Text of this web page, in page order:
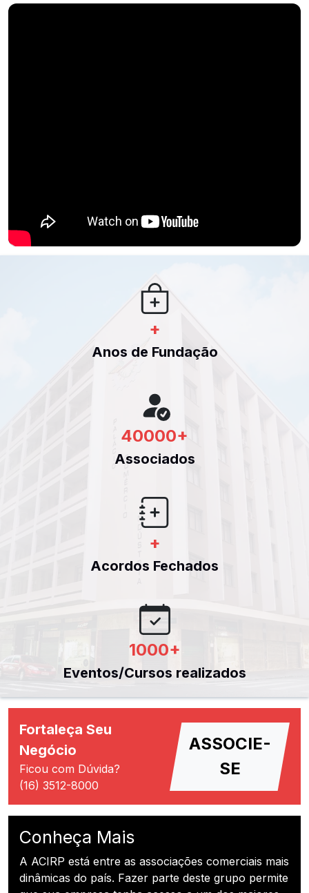
+
Anos de Fundação
40000+
Associados
+
Acordos Fechados
1000+
Eventos/Cursos realizados
Fortaleça Seu
Negócio
Ficou com Dúvida?
(16) 3512-8000
ASSOCIE-
SE
Conheça Mais
A ACIRP está entre as associações comerciais mais
dinâmicas do país. Fazer parte deste grupo permite